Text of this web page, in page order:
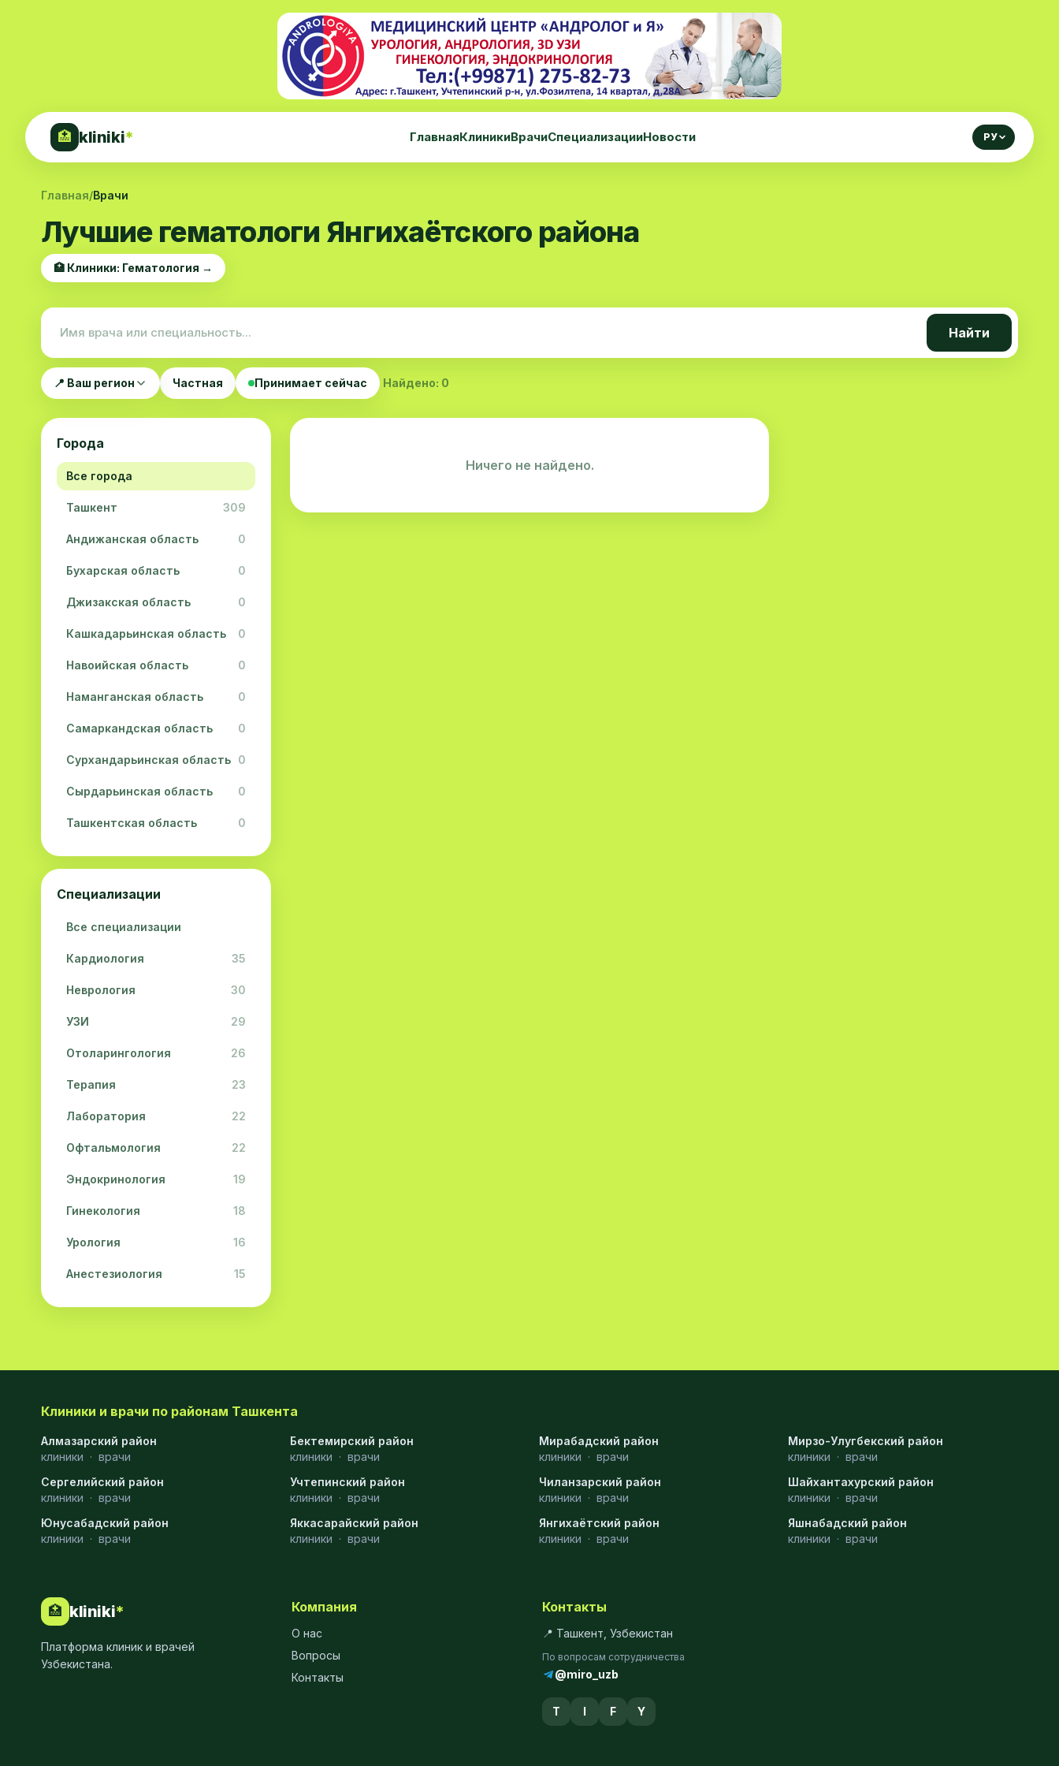
🏥 kliniki* ГлавнаяКлиникиВрачиСпециализацииНовости РУ
Главная/Врачи
Лучшие гематологи Янгихаётского района
🏥 Клиники: Гематология →
Найти
📍 Ваш регион Частная Принимает сейчас Найдено: 0
Города
Все города
Ташкент 309
Андижанская область 0
Бухарская область 0
Джизакская область 0
Кашкадарьинская область 0
Навоийская область 0
Наманганская область 0
Самаркандская область 0
Сурхандарьинская область 0
Сырдарьинская область 0
Ташкентская область 0
Ферганская область 0
Специализации
Все специализации
Кардиология 35
Неврология 30
УЗИ 29
Отоларингология 26
Терапия 23
Лаборатория 22
Офтальмология 22
Эндокринология 19
Гинекология 18
Урология 16
Анестезиология 15
Дерматология 15
Акушерство 13
Диагностика
Андрология
Стоматология
МРТ
Ортопедия
Ничего не найдено.
Клиники и врачи по районам Ташкента
Алмазарский район
клиники · врачи
Бектемирский район
клиники · врачи
Мирабадский район
клиники · врачи
Мирзо-Улугбекский район
клиники · врачи
Сергелийский район
клиники · врачи
Учтепинский район
клиники · врачи
Чиланзарский район
клиники · врачи
Шайхантахурский район
клиники · врачи
Юнусабадский район
клиники · врачи
Яккасарайский район
клиники · врачи
Янгихаётский район
клиники · врачи
Яшнабадский район
клиники · врачи
🏥 kliniki*
Платформа клиник и врачей
Узбекистана.
Компания
О нас
Вопросы
Контакты
Контакты
📍 Ташкент, Узбекистан
По вопросам сотрудничества
@miro_uzb
T I F Y